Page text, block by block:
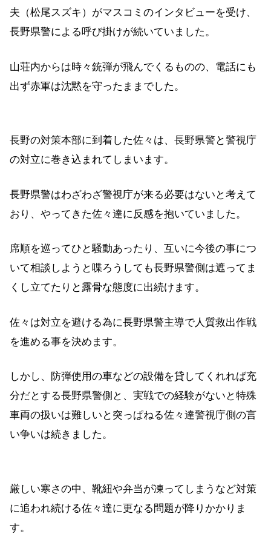
夫（松尾スズキ）がマスコミのインタビューを受け、
長野県警による呼び掛けが続いていました。
山荘内からは時々銃弾が飛んでくるものの、電話にも
出ず赤軍は沈黙を守ったままでした。
長野の対策本部に到着した佐々は、長野県警と警視庁
の対立に巻き込まれてしまいます。
長野県警はわざわざ警視庁が来る必要はないと考えて
おり、やってきた佐々達に反感を抱いていました。
席順を巡ってひと騒動あったり、互いに今後の事につ
いて相談しようと喋ろうしても長野県警側は遮ってま
くし立てたりと露骨な態度に出続けます。
佐々は対立を避ける為に長野県警主導で人質救出作戦
を進める事を決めます。
しかし、防弾使用の車などの設備を貸してくれれば充
分だとする長野県警側と、実戦での経験がないと特殊
車両の扱いは難しいと突っぱねる佐々達警視庁側の言
い争いは続きました。
厳しい寒さの中、靴紐や弁当が凍ってしまうなど対策
に追われ続ける佐々達に更なる問題が降りかかりま
す。